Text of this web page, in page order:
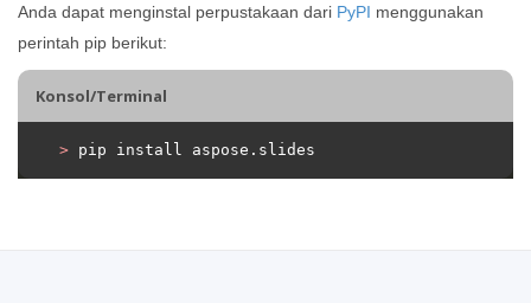
Anda dapat menginstal perpustakaan dari PyPI menggunakan
perintah pip berikut:
Konsol/Terminal
> pip install aspose.slides